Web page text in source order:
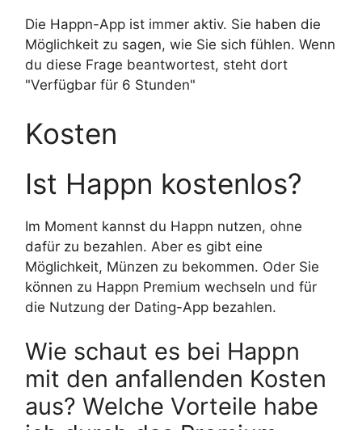
Die Happn-App ist immer aktiv. Sie haben die
Möglichkeit zu sagen, wie Sie sich fühlen. Wenn
du diese Frage beantwortest, steht dort
"Verfügbar für 6 Stunden"
Kosten
Ist Happn kostenlos?
Im Moment kannst du Happn nutzen, ohne
dafür zu bezahlen. Aber es gibt eine
Möglichkeit, Münzen zu bekommen. Oder Sie
können zu Happn Premium wechseln und für
die Nutzung der Dating-App bezahlen.
Wie schaut es bei Happn
mit den anfallenden Kosten
aus? Welche Vorteile habe